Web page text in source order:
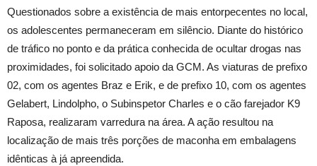
Questionados sobre a existência de mais entorpecentes no local,
os adolescentes permaneceram em silêncio. Diante do histórico
de tráfico no ponto e da prática conhecida de ocultar drogas nas
proximidades, foi solicitado apoio da GCM. As viaturas de prefixo
02, com os agentes Braz e Erik, e de prefixo 10, com os agentes
Gelabert, Lindolpho, o Subinspetor Charles e o cão farejador K9
Raposa, realizaram varredura na área. A ação resultou na
localização de mais três porções de maconha em embalagens
idênticas à já apreendida.